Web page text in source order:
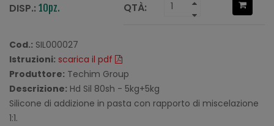
DISP.: 10pz. QTÀ:
Cod.: SIL000027
Istruzioni: scarica il pdf
Produttore: Techim Group
Descrizione: Hd Sil 80sh - 5kg+5kg
Silicone di addizione in pasta con rapporto di miscelazione
1:1.